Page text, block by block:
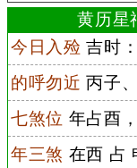
黄历星
今日入殓 吉时
的呼勿近 丙子
七煞位 年占酉
年三煞 在西 占